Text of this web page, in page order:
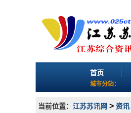
首页
城市分站：
当前位置： 江苏苏讯网 > 资讯